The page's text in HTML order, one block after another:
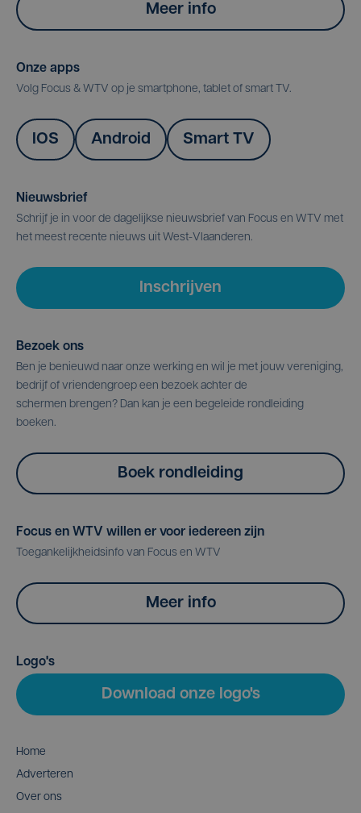
Meer info
Onze apps
Volg Focus & WTV op je smartphone, tablet of smart TV.
IOS Android Smart TV
Nieuwsbrief
Schrijf je in voor de dagelijkse nieuwsbrief van Focus en WTV met
het meest recente nieuws uit West-Vlaanderen.
Inschrijven
Bezoek ons
Ben je benieuwd naar onze werking en wil je met jouw vereniging,
bedrijf of vriendengroep een bezoek achter de
schermen brengen? Dan kan je een begeleide rondleiding
boeken.
Boek rondleiding
Focus en WTV willen er voor iedereen zijn
Toegankelijkheidsinfo van Focus en WTV
Meer info
Logo's
Download onze logo's
Home
Adverteren
Over ons